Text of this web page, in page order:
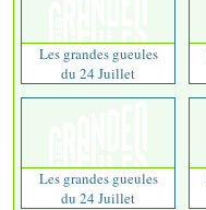
Les grandes gueules
du 24 Juillet
Les grandes gueules
du 24 Juillet